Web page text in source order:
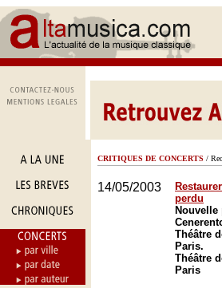
CRITIQUES DE CONCERTS /
14/05/2003
perdu
Théâtre
Paris.
Théâtre
Paris